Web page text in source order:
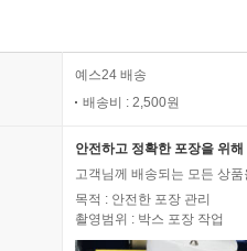
예스24 배송
배송비 : 2,500원
안전하고 정확한 포장을 위
고객님께 배송되는 모든 상
목적 : 안전한 포장 관리
촬영범위 : 박스 포장 작업